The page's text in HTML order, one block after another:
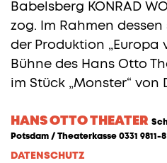
Babelsberg KONRAD
zog. Im Rahmen dessen
der Produktion „Europa
Bühne des Hans Otto
im Stück „Monster“ von
HANS OTTO THEATER
Potsdam / Theaterkasse 0331 9811-8
DATENSCHUTZ